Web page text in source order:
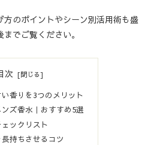
方のポイントやシーン別活用術も盛
でご覧ください。
次
い香りを3つのメリット
ズ香水｜おすすめ5選
ックリスト
持ちさせるコツ